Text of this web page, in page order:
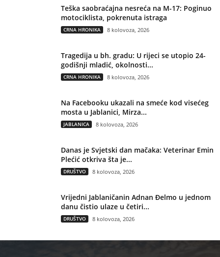
Teška saobraćajna nesreća na M-17: Poginuo
motociklista, pokrenuta istraga
CRNA HRONIKA 8 kolovoza, 2026
Tragedija u bh. gradu: U rijeci se utopio 24-
godišnji mladić, okolnosti...
CRNA HRONIKA 8 kolovoza, 2026
Na Facebooku ukazali na smeće kod visećeg
mosta u Jablanici, Mirza...
JABLANICA 8 kolovoza, 2026
Danas je Svjetski dan mačaka: Veterinar Emin
Plećić otkriva šta je...
DRUŠTVO 8 kolovoza, 2026
Vrijedni Jablaničanin Adnan Đelmo u jednom
danu čistio ulaze u četiri...
DRUŠTVO 8 kolovoza, 2026